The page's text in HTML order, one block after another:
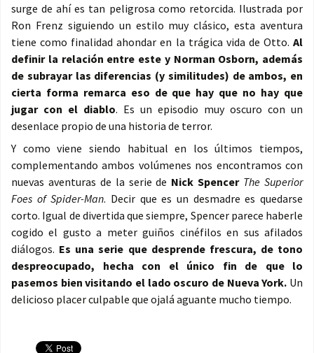
surge de ahí es tan peligrosa como retorcida. Ilustrada por
Ron Frenz siguiendo un estilo muy clásico, esta aventura
tiene como finalidad ahondar en la trágica vida de Otto. Al
definir la relación entre este y Norman Osborn, además
de subrayar las diferencias (y similitudes) de ambos, en
cierta forma remarca eso de que hay que no hay que
jugar con el diablo. Es un episodio muy oscuro con un
desenlace propio de una historia de terror.
Y como viene siendo habitual en los últimos tiempos,
complementando ambos volúmenes nos encontramos con
nuevas aventuras de la serie de Nick Spencer The Superior
Foes of Spider-Man. Decir que es un desmadre es quedarse
corto. Igual de divertida que siempre, Spencer parece haberle
cogido el gusto a meter guiños cinéfilos en sus afilados
diálogos. Es una serie que desprende frescura, de tono
despreocupado, hecha con el único fin de que lo
pasemos bien visitando el lado oscuro de Nueva York. Un
delicioso placer culpable que ojalá aguante mucho tiempo.